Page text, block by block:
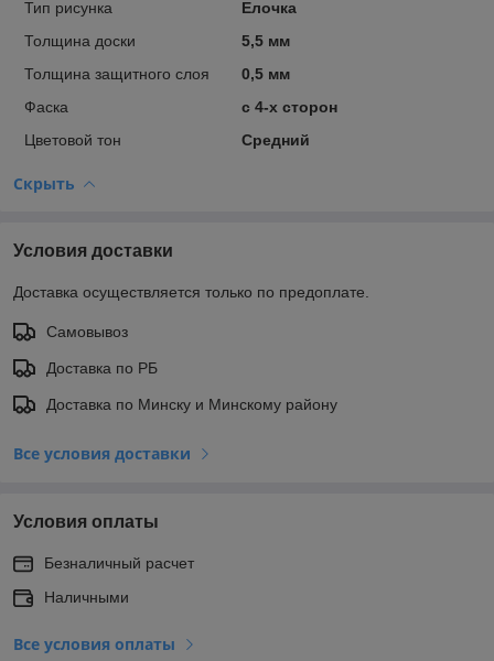
Тип рисунка
Елочка
Толщина доски
5,5 мм
Толщина защитного слоя
0,5 мм
Фаска
с 4-х сторон
Цветовой тон
Средний
Скрыть
Условия доставки
Доставка осуществляется только по предоплате.
Самовывоз
Доставка по РБ
Доставка по Минску и Минскому району
Все условия доставки
Условия оплаты
Безналичный расчет
Наличными
Все условия оплаты